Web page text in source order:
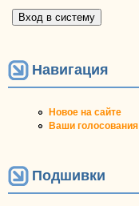
Навигация
Новое на сайте
Ваши голосования
Подшивки